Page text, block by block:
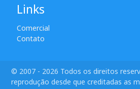
Links
Comercial
Contato
© 2007 - 2026 Todos os direitos
reprodução desde que creditadas as